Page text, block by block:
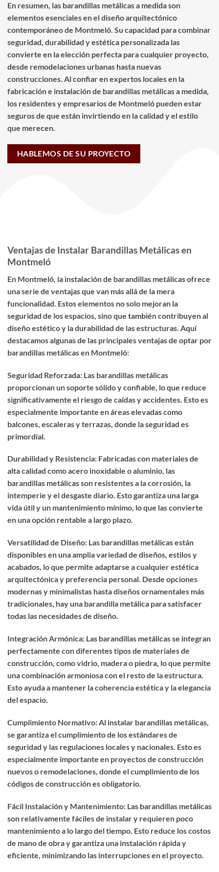
En resumen, las barandillas metálicas a medida son
elementos esenciales en el diseño arquitectónico
contemporáneo de Montmeló. Su capacidad para combinar
seguridad, durabilidad y estética personalizada las
convierte en la elección perfecta para cualquier proyecto,
desde remodelaciones urbanas hasta nuevas
construcciones. Al confiar en expertos locales en la
fabricación e instalación de barandillas metálicas a medida,
los residentes y empresarios de Montmeló pueden estar
seguros de que están invirtiendo en la calidad y el estilo
que merecen.
HABLEMOS DE SU PROYECTO
Ventajas de Instalar Barandillas Metálicas en
Montmeló
En Montmeló, la instalación de barandillas metálicas ofrece
una serie de ventajas que van más allá de la mera
funcionalidad. Estos elementos no solo mejoran la
seguridad de los espacios, sino que también contribuyen al
diseño estético y la durabilidad de las estructuras. Aquí
destacamos algunas de las principales ventajas de optar por
barandillas metálicas en Montmeló:
Seguridad Reforzada: Las barandillas metálicas
proporcionan un soporte sólido y confiable, lo que reduce
significativamente el riesgo de caídas y accidentes. Esto es
especialmente importante en áreas elevadas como
balcones, escaleras y terrazas, donde la seguridad es
primordial.
Durabilidad y Resistencia: Fabricadas con materiales de
alta calidad como acero inoxidable o aluminio, las
barandillas metálicas son resistentes a la corrosión, la
intemperie y el desgaste diario. Esto garantiza una larga
vida útil y un mantenimiento mínimo, lo que las convierte
en una opción rentable a largo plazo.
Versatilidad de Diseño: Las barandillas metálicas están
disponibles en una amplia variedad de diseños, estilos y
acabados, lo que permite adaptarse a cualquier estética
arquitectónica y preferencia personal. Desde opciones
modernas y minimalistas hasta diseños ornamentales más
tradicionales, hay una barandilla metálica para satisfacer
todas las necesidades de diseño.
Integración Armónica: Las barandillas metálicas se integran
perfectamente con diferentes tipos de materiales de
construcción, como vidrio, madera o piedra, lo que permite
una combinación armoniosa con el resto de la estructura.
Esto ayuda a mantener la coherencia estética y la elegancia
del espacio.
Cumplimiento Normativo: Al instalar barandillas metálicas,
se garantiza el cumplimiento de los estándares de
seguridad y las regulaciones locales y nacionales. Esto es
especialmente importante en proyectos de construcción
nuevos o remodelaciones, donde el cumplimiento de los
códigos de construcción es obligatorio.
Fácil Instalación y Mantenimiento: Las barandillas metálicas
son relativamente fáciles de instalar y requieren poco
mantenimiento a lo largo del tiempo. Esto reduce los costos
de mano de obra y garantiza una instalación rápida y
eficiente, minimizando las interrupciones en el proyecto.